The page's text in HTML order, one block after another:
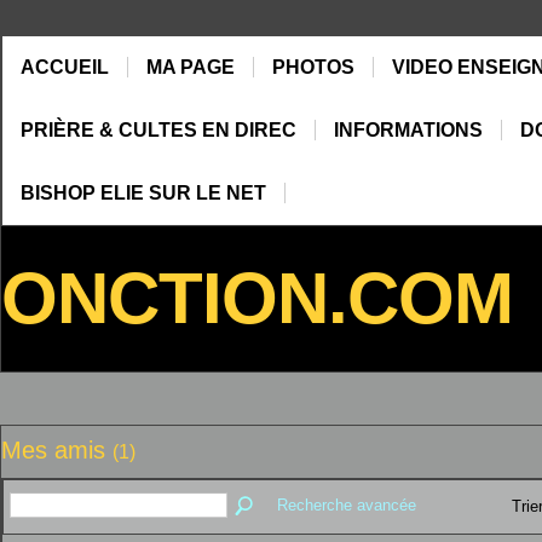
ACCUEIL MA PAGE PHOTOS VIDEO
PRIÈRE & CULTES EN DIREC INFORMATIONS
BISHOP ELIE SUR LE NET
ONCTION.COM
Mes amis (1)
Recherche avancée